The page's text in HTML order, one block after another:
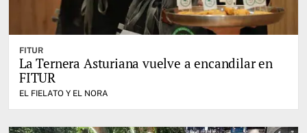
FITUR
La Ternera Asturiana vuelve a encandilar en
FITUR
EL FIELATO Y EL NORA